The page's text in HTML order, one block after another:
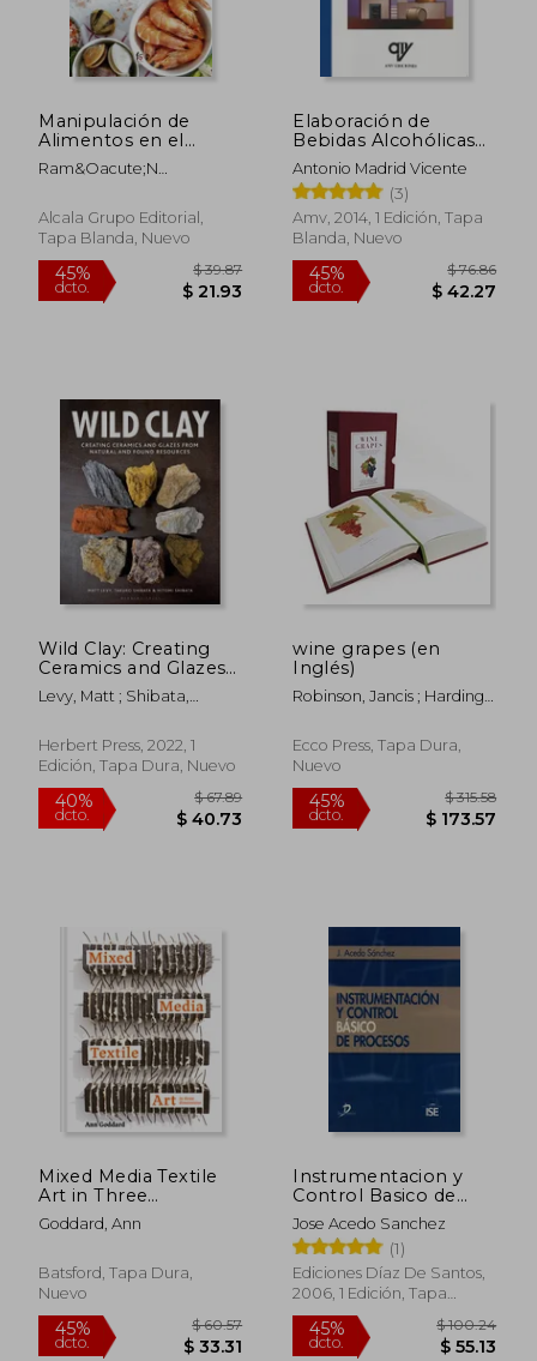
40% $ 50.89 45%
45%
dcto.
Manipulación de
Alimentos en el
Pescado, Marisco y
Crustáceos-2 Edición
Ram&Oacute;N
Alcala Grupo Editorial,
Tapa Blanda, Nuevo
dcto.
Elaboración de
Bebidas Alcohólicas
de Alta Graduación
Antonio Madrid Vicente
(3)
Amv, 2014, 1 Edición, Tapa
Blanda, Nuevo
45%
dcto. $
Wild Clay: Creating
Ceramics and Glazes
From Natural and
Found Resources (en
Levy, Matt ; Shibata,
Herbert Press, 2022, 1
Edición, Tapa Dura, Nuevo
wine grapes (en
Inglés)
Robinson, Jancis ; Harding,
Ecco Press, Tapa Dura,
Nuevo
Mixed Media Textile
Art in Three
Dimensions (en
Inglés)
Goddard, Ann
Batsford, Tapa Dura,
Nuevo
Instrumentacion y
Control Basico de
Procesos
Jose Acedo Sanchez
(1)
Ediciones Díaz De Santos,
2006, 1 Edición, Tapa
Blanda, Nuevo